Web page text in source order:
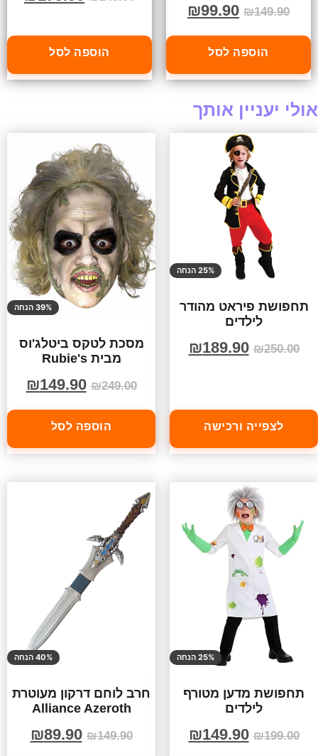
₪149.90
₪99.90
הוספה לסל הוספה לסל
אולי יעניין אותך
25% הנחה
תחפושת פיראט מהודר
לילדים
₪250.00
₪189.90
לצפייה ורכישה
39% הנחה
מסכת לטקס ביטלג'וס
מבית Rubie's
₪249.00
₪149.90
הוספה לסל
25% הנחה
תחפושת מדען מטורף
לילדים
₪199.00
₪149.90
40% הנחה
חרב לוחם דרקון מעוטרת
Alliance Azeroth
₪149.90
₪89.90